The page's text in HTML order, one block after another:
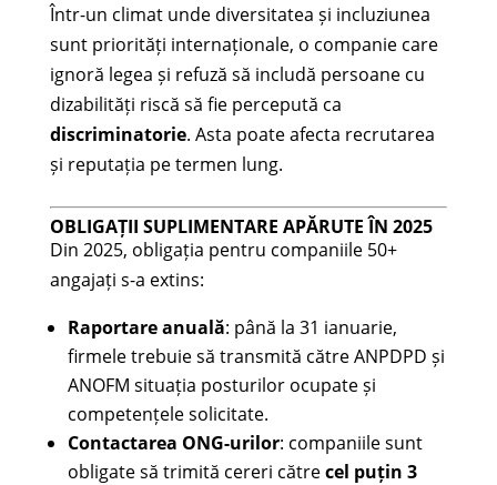
Într-un climat unde diversitatea și incluziunea
sunt priorități internaționale, o companie care
ignoră legea și refuză să includă persoane cu
dizabilități riscă să fie percepută ca
discriminatorie. Asta poate afecta recrutarea
și reputația pe termen lung.
OBLIGAȚII SUPLIMENTARE APĂRUTE ÎN 2025
Din 2025, obligația pentru companiile 50+
angajați s-a extins:
Raportare anuală: până la 31 ianuarie,
firmele trebuie să transmită către ANPDPD și
ANOFM situația posturilor ocupate și
competențele solicitate.
Contactarea ONG-urilor: companiile sunt
obligate să trimită cereri cătrecel puțin 3